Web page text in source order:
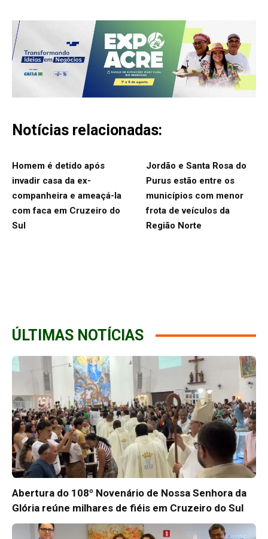
Notícias relacionadas:
Homem é detido após
invadir casa da ex-
companheira e ameaçá-la
com faca em Cruzeiro do
Sul
Jordão e Santa Rosa do
Purus estão entre os
municípios com menor
frota de veículos da
Região Norte
ÚLTIMAS NOTÍCIAS
Abertura do 108º Novenário de Nossa Senhora da
Glória reúne milhares de fiéis em Cruzeiro do Sul